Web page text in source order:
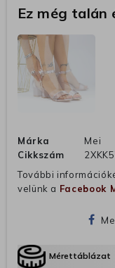
Ez még talán
Márka
Mei
Cikkszám
További
velünk a Facebook
Mérettáblázat